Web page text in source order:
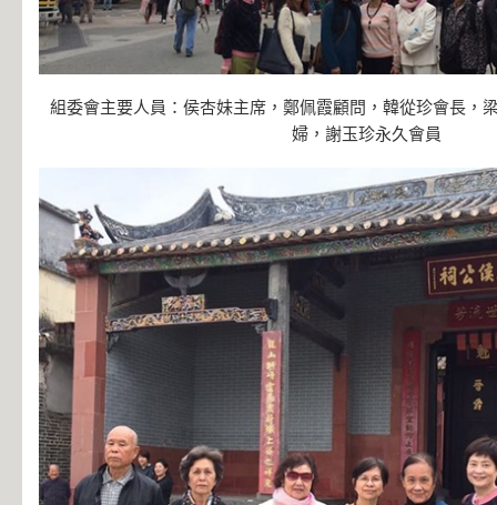
組委會主要人員：侯杏妹主席，鄭佩霞顧問，韓從珍會長，
婦，謝玉珍永久會員